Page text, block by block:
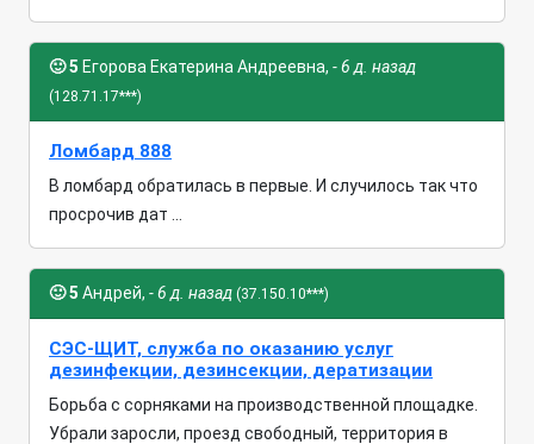
🙂5 Егорова Екатерина Андреевна, - 6 д. назад
(128.71.17***)
Ломбард 888
В ломбард обратилась в первые. И случилось так что
просрочив дат ...
🙂5 Андрей, - 6 д. назад (37.150.10***)
СЭС-ЩИТ, служба по оказанию услуг
дезинфекции, дезинсекции, дератизации
Борьба с сорняками на производственной площадке.
Убрали заросли, проезд свободный, территория в